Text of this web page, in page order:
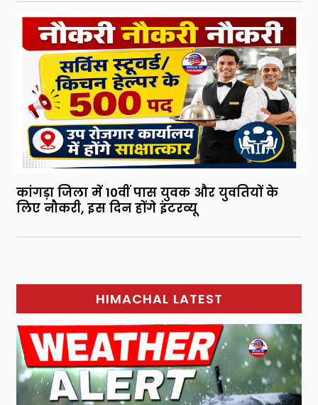
कांगड़ा जिला में 10वीं पास युवक और युवतियों के
लिए नौकरी, इस दिन होंगे इंटरव्यू
HIMACHAL LATEST